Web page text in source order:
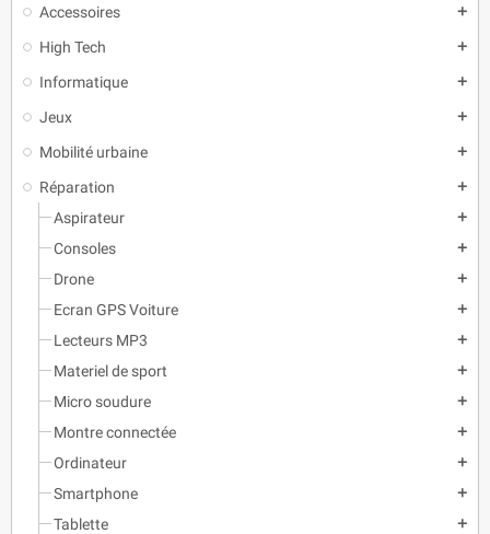
Accessoires add
High Tech add
Informatique add
Jeux add
Mobilité urbaine add
Réparation add
Aspirateur add
Consoles add
Drone add
Ecran GPS Voiture add
Lecteurs MP3 add
Materiel de sport add
Micro soudure add
Montre connectée add
Ordinateur add
Smartphone add
Tablette add